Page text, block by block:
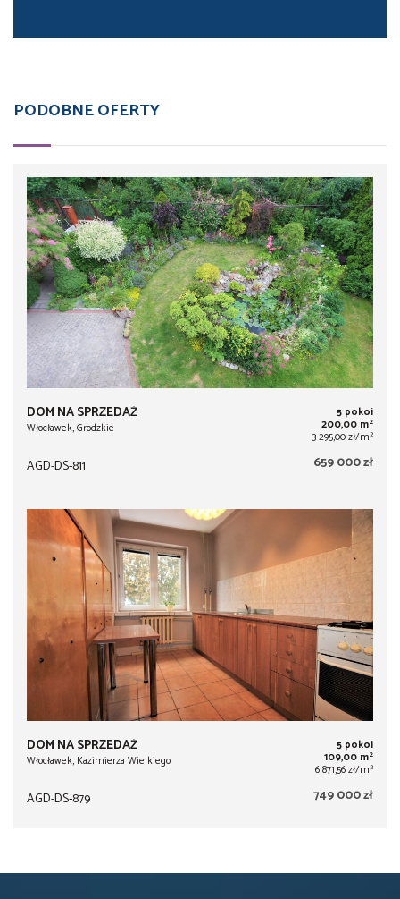
PODOBNE OFERTY
DOM NA SPRZEDAŻ
Włocławek, Grodzkie
5 pokoi
200,00 m2
3 295,00 zł/m2
AGD-DS-811 659 000 zł
DOM NA SPRZEDAŻ
Włocławek, Kazimierza Wielkiego
5 pokoi
109,00 m2
6 871,56 zł/m2
AGD-DS-879 749 000 zł